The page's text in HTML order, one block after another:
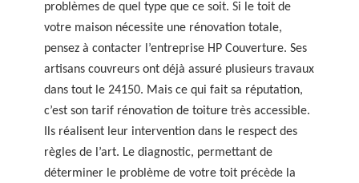
problèmes de quel type que ce soit. Si le toit de
votre maison nécessite une rénovation totale,
pensez à contacter l’entreprise HP Couverture. Ses
artisans couvreurs ont déjà assuré plusieurs travaux
dans tout le 24150. Mais ce qui fait sa réputation,
c’est son tarif rénovation de toiture très accessible.
Ils réalisent leur intervention dans le respect des
règles de l’art. Le diagnostic, permettant de
déterminer le problème de votre toit précède la